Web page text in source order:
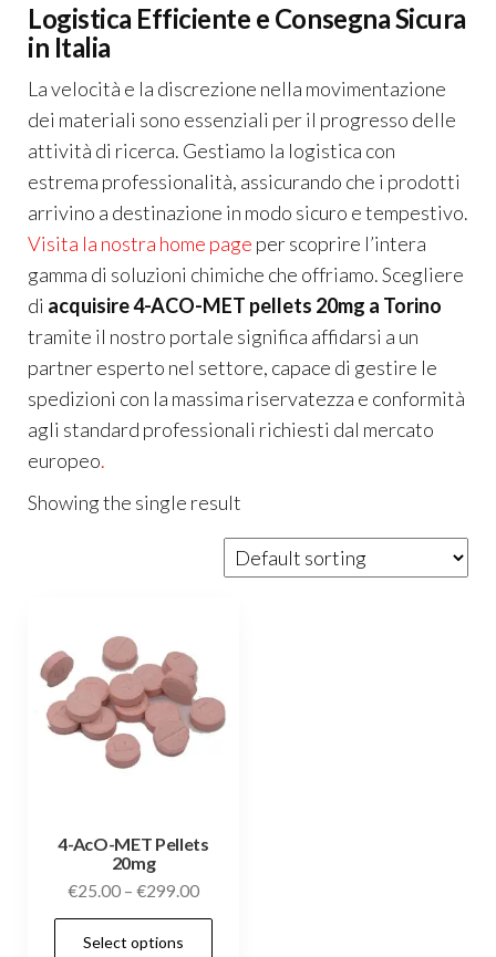
Logistica Efficiente e Consegna Sicura
in Italia
La velocità e la discrezione nella movimentazione
dei materiali sono essenziali per il progresso delle
attività di ricerca. Gestiamo la logistica con
estrema professionalità, assicurando che i prodotti
arrivino a destinazione in modo sicuro e tempestivo.
Visita la nostra home page per scoprire l’intera
gamma di soluzioni chimiche che offriamo. Scegliere
di acquisire 4-ACO-MET pellets 20mg a Torino
tramite il nostro portale significa affidarsi a un
partner esperto nel settore, capace di gestire le
spedizioni con la massima riservatezza e conformità
agli standard professionali richiesti dal mercato
europeo.
Showing the single result
4-AcO-MET Pellets
20mg
€25.00 – €299.00Price
range:
Select options